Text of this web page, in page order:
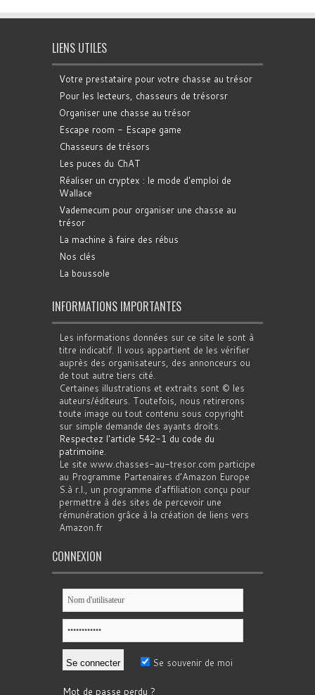
LIENS UTILES
Votre prestataire pour votre chasse au trésor
Pour les lecteurs, chasseurs de trésorsr
Organiser une chasse au trésor
Escape room - Escape game
Chasseurs de trésors
Les puces du ChAT
Réaliser un cryptex : le mode d'emploi de
Wallace
Vademecum pour organiser une chasse au
trésor
La machine à faire des rébus
Nos clés
La boussole
INFORMATIONS IMPORTANTES
Les informations données sur ce site le sont à
titre indicatif. Il vous appartient de les vérifier
auprès des organisateurs, des annonceurs ou
de tout autre tiers cité.
Certaines illustrations et extraits sont © les
auteurs/éditeurs. Toutefois, nous retirerons
toute image ou tout contenu sous copyright
sur simple demande des ayants droits.
Respectez l'article 542-1 du code du
patrimoine.
Le site www.chasses-au-tresor.com participe
au Programme Partenaires d’Amazon Europe
S.à r.l., un programme d’affiliation conçu pour
permettre à des sites de percevoir une
rémunération grâce à la création de liens vers
Amazon.fr
CONNEXION
Se souvenir de moi
Mot de passe perdu ?